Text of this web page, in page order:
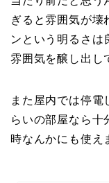
ぎると雰囲気が壊
ンという明るさは
雰囲気を醸し出し
また屋内では停電
らいの部屋なら十
時なんかにも使え